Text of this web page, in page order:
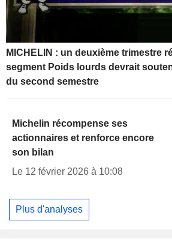
MICHELIN : un deuxième trimestre
segment Poids lourds devrait
du second semestre
Michelin récompense ses
actionnaires et renforce encore
son bilan
Le 12 février 2026 à 10:08
Plus d'analyses